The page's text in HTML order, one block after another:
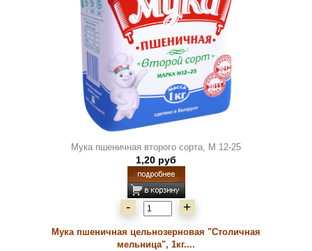
Мука пшеничная второго сорта, М 12-25
1,20 руб
- +
Мука пшеничная цельнозерновая "Столичная
мельница", 1кг....